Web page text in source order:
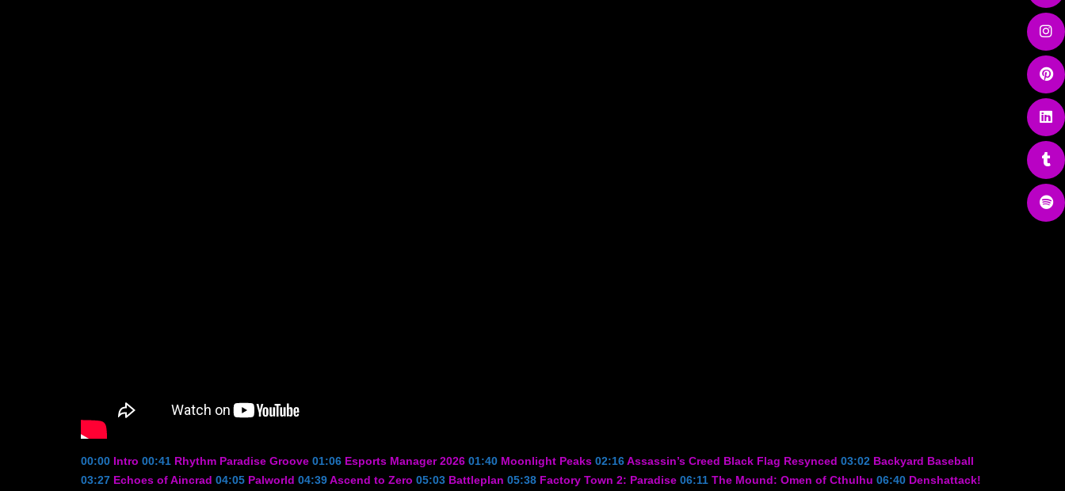
00:00 Intro 00:41 Rhythm Paradise Groove 01:06 Esports Manager 2026 01:40 Moonlight Peaks 02:16Assassin’s Creed Black Flag Resynced 03:02 Backyard Baseball
03:27 Echoes of Aincrad 04:05 Palworld 04:39Ascend to Zero 05:03 Battleplan 05:38 Factory Town 2: Paradise 06:11 The Mound: Omen of Cthulhu 06:40 Denshattack!